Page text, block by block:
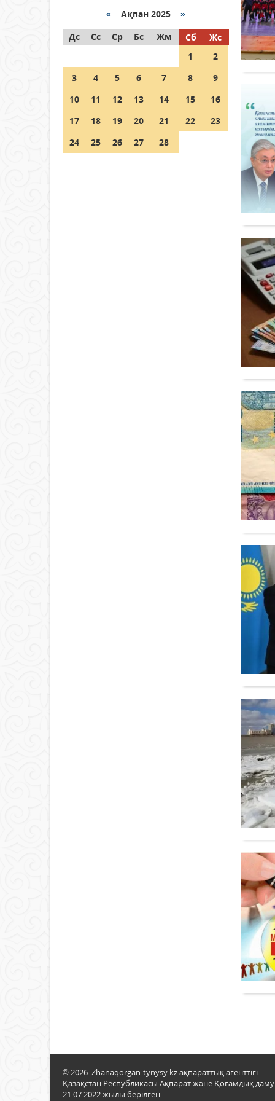
граждане Казахстана,
находящиеся за рубежом?
05 тамыз 2026 ж. 146
Шетелде жүрген Қазақстан
азаматтары қалай дауыс
бере алады?
« Ақпан 2025 »
Дс
Сс Ср Бс Жм Сб
Жс
1
2
3
4 5 6 7 8
9
10
11 12 13 14 15
16
17
18 19 20 21 22
23
24
25 26 27 28
© 2026. Zhanaqorgan-tynysy.kz ақпараттық агенттігі.
Қазақстан Республикасы Ақпарат және Қоғамдық даму
21.07.2022 жылы берілген.